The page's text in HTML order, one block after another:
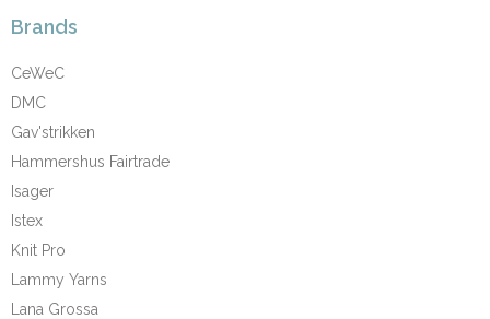
Brands
CeWeC
DMC
Gav'strikken
Hammershus Fairtrade
Isager
Istex
Knit Pro
Lammy Yarns
Lana Grossa